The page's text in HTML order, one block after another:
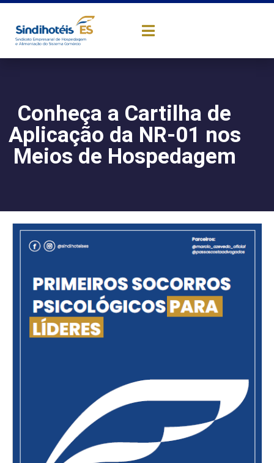
Conheça a Cartilha de
Aplicação da NR-01 nos
Meios de Hospedagem